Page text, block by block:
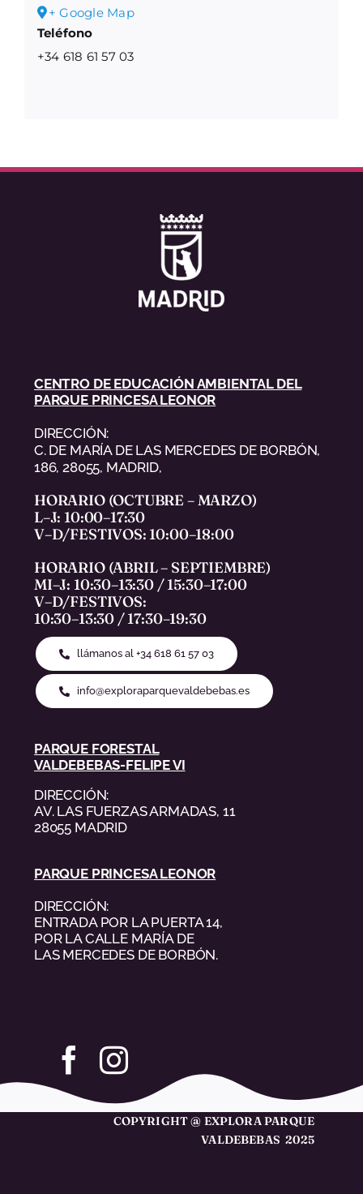
+ Google Map
Teléfono
+34 618 61 57 03
CENTRO DE EDUCACIÓN AMBIENTAL DEL
PARQUE PRINCESA LEONOR
DIRECCIÓN:
C. DE MARÍA DE LAS MERCEDES DE BORBÓN,
186, 28055, MADRID,
HORARIO (OCTUBRE – MARZO)
L–J: 10:00–17:30
V–D/FESTIVOS: 10:00–18:00
HORARIO (ABRIL – SEPTIEMBRE)
MI–J: 10:30–13:30 / 15:30–17:00
V–D/FESTIVOS:
10:30–13:30 / 17:30–19:30
llámanos al +34 618 61 57 03
info@exploraparquevaldebebas.es
PARQUE FORESTAL
VALDEBEBAS-FELIPE VI
DIRECCIÓN:
AV. LAS FUERZAS ARMADAS, 11
28055 MADRID
PARQUE PRINCESA LEONOR
DIRECCIÓN:
ENTRADA POR LA PUERTA 14,
POR LA CALLE MARÍA DE
LAS MERCEDES DE BORBÓN.
COPYRIGHT @ EXPLORA PARQUE
VALDEBEBAS 2025